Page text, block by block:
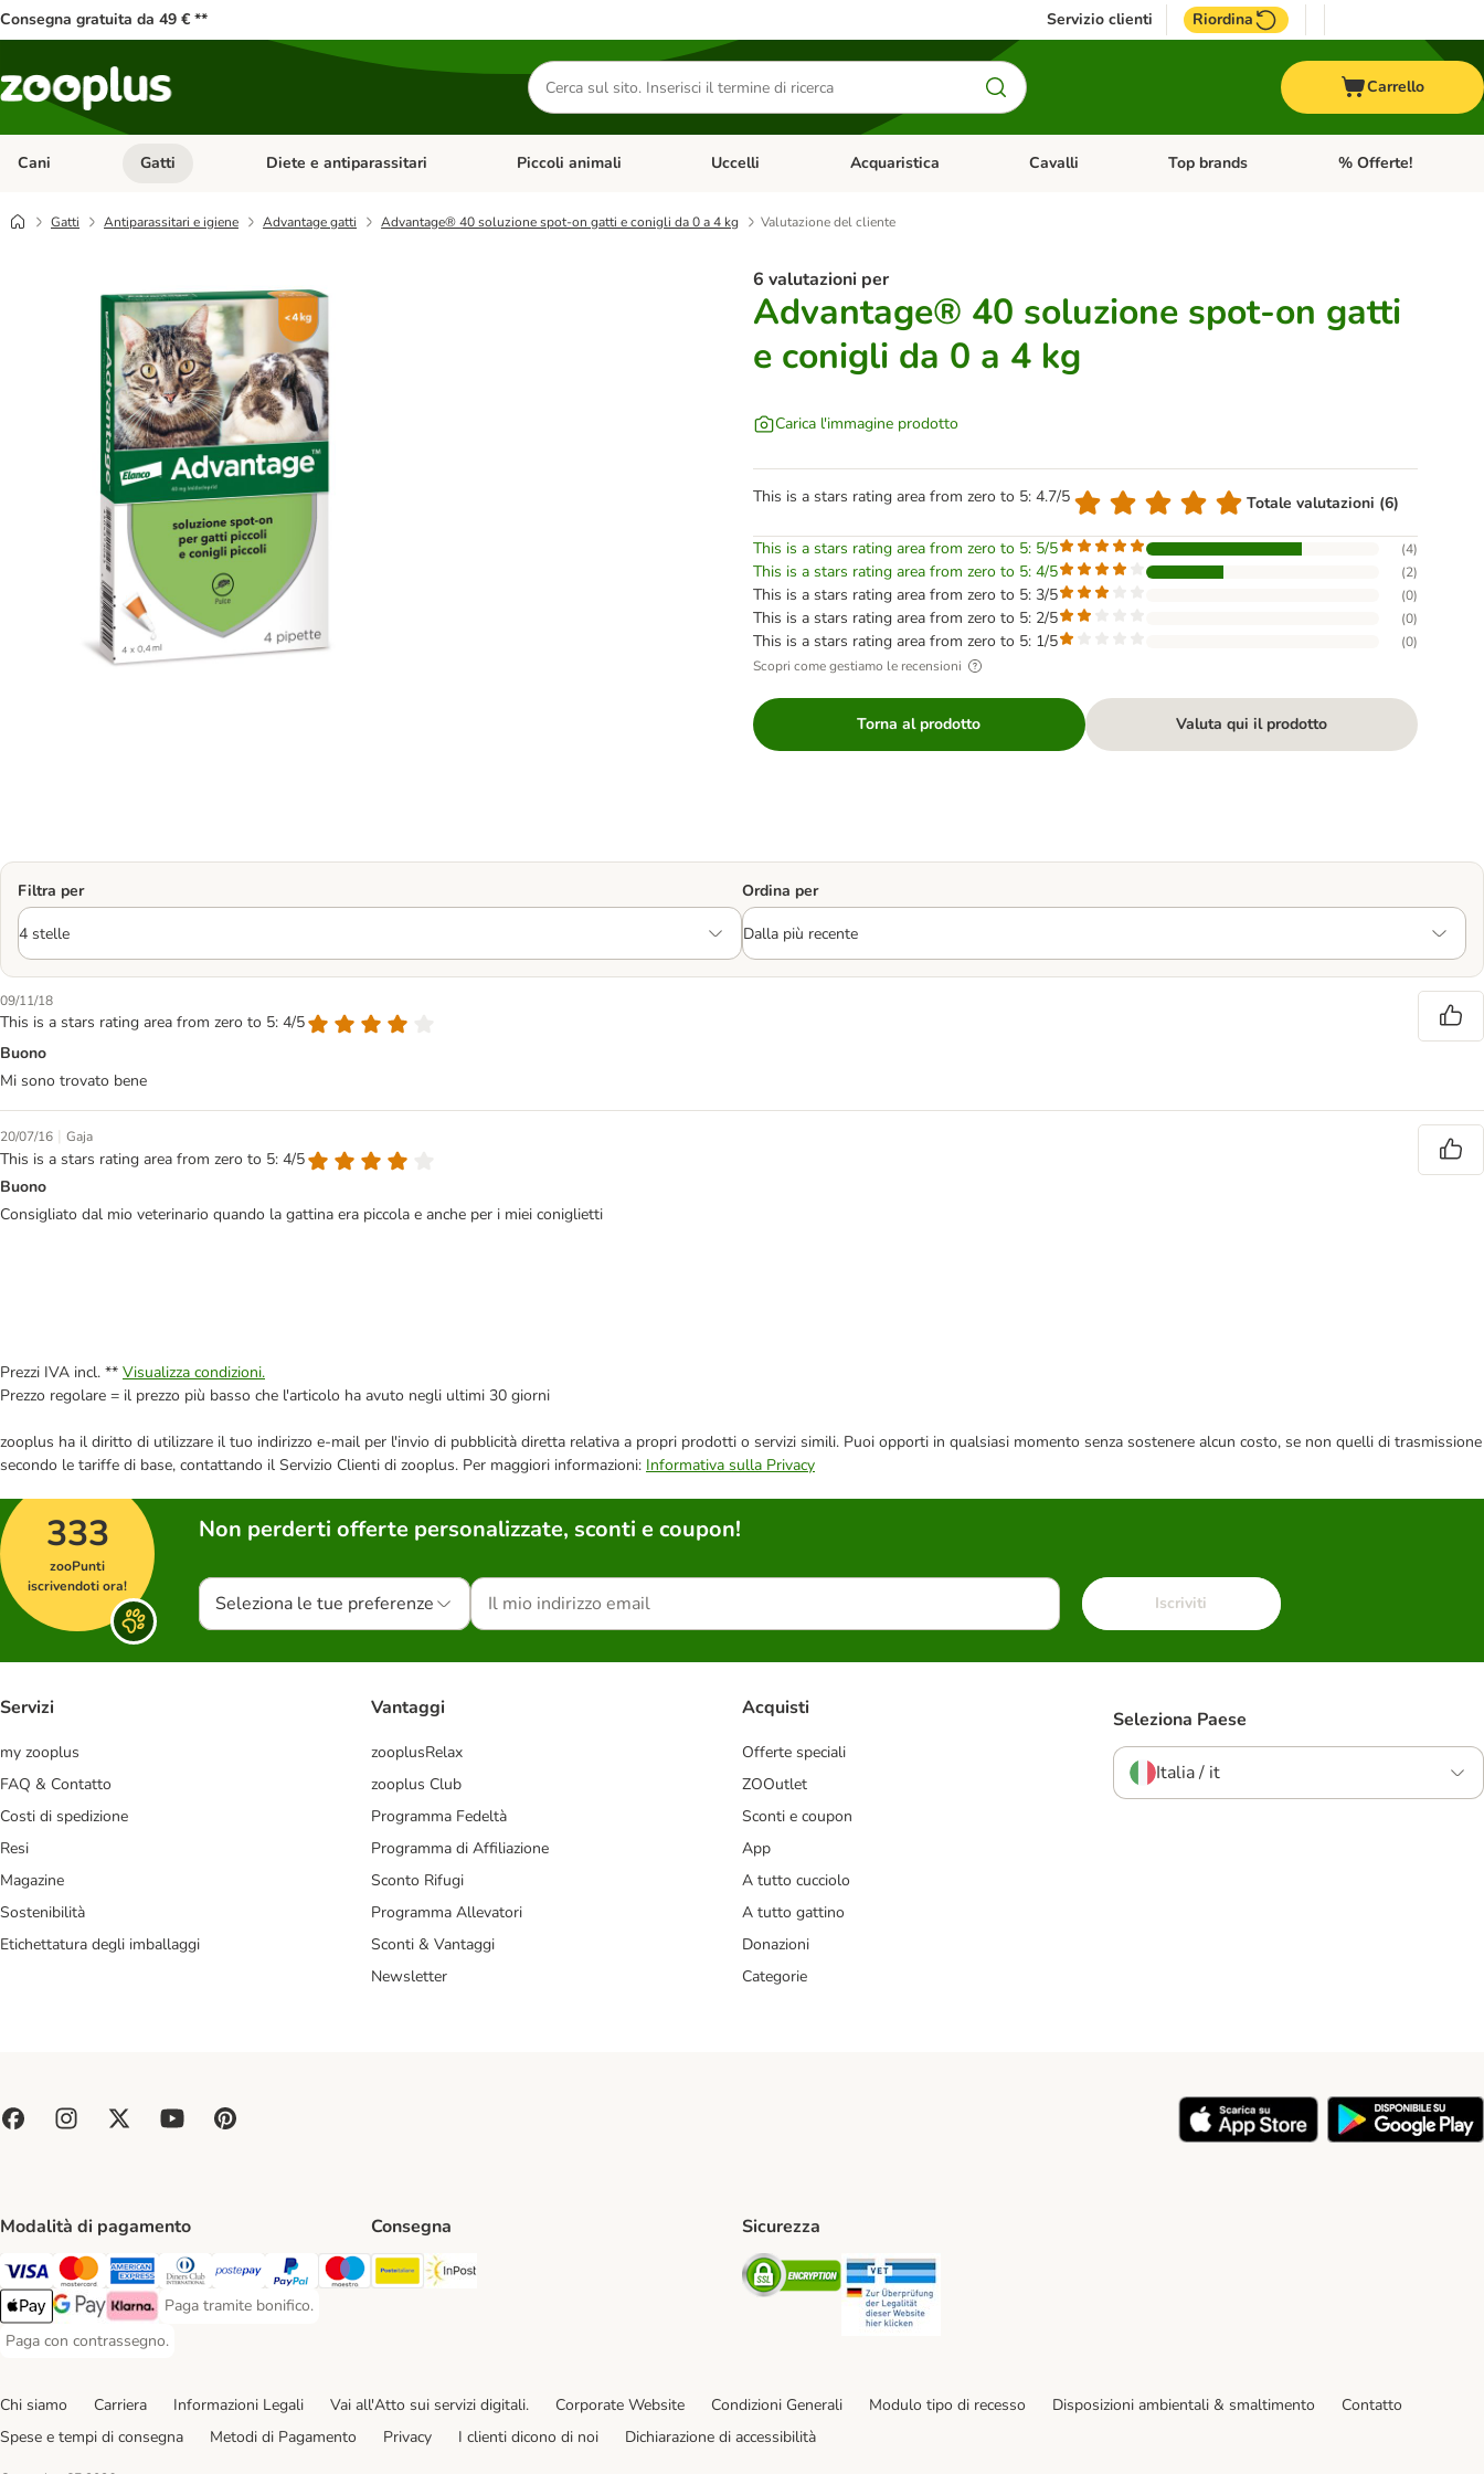
Consegna gratuita da 49 € ** Servizio clienti Riordina
Cerca
prodotti
Carrello
Cani Apri Menu Categoria: Cani
Gatti Apri Menu Categoria: Gatti
Diete e antiparassitari Apri Menu Categoria: Diete e antiparassitari
Piccoli animali Apri Menu Categoria: Piccoli animali
Uccelli Apri Menu Categoria: Uccelli
Acquaristica Apri Menu Categoria: Acquaristica
Cavalli Apri Menu Categoria: Cavalli
Top brands Apri Menu Categoria:
% Offerte!
Gatti Antiparassitari e igiene Advantage gatti Advantage® 40 soluzione spot-on gatti e conigli da 0 a 4 kg Valutazione del cliente
6 valutazioni per
Advantage® 40 soluzione spot-on gatti
e conigli da 0 a 4 kg
Carica l'immagine prodotto
This is a stars rating area from zero to 5: 4.7/5 Totale valutazioni (6)
This is a stars rating area from zero to 5: 5/5 (4)
This is a stars rating area from zero to 5: 4/5 (2)
This is a stars rating area from zero to 5: 3/5 (0)
This is a stars rating area from zero to 5: 2/5 (0)
This is a stars rating area from zero to 5: 1/5 (0)
Scopri come gestiamo le recensioni
Torna al prodotto Valuta qui il prodotto
Filtra per Ordina per
09/11/18
This is a stars rating area from zero to 5: 4/5
Buono
Mi sono trovato bene
20/07/16 | Gaja
This is a stars rating area from zero to 5: 4/5
Buono
Consigliato dal mio veterinario quando la gattina era piccola e anche per i miei coniglietti
Prezzi IVA incl. ** Visualizza condizioni.
Prezzo regolare = il prezzo più basso che l'articolo ha avuto negli ultimi 30 giorni
zooplus ha il diritto di utilizzare il tuo indirizzo e-mail per l'invio di pubblicità diretta relativa a propri prodotti o servizi simili. Puoi opporti in qualsiasi momento senza sostenere alcun costo, se non quelli di trasmissione
secondo le tariffe di base, contattando il Servizio Clienti di zooplus. Per maggiori informazioni: Informativa sulla Privacy
333
zooPunti
iscrivendoti ora!
Non perderti offerte personalizzate, sconti e coupon!
Seleziona le tue preferenze Iscriviti
Servizi
my zooplus
FAQ & Contatto
Costi di spedizione
Resi
Magazine
Sostenibilità
Etichettatura degli imballaggi
Vantaggi
zooplusRelax
zooplus Club
Programma Fedeltà
Programma di Affiliazione
Sconto Rifugi
Programma Allevatori
Sconti & Vantaggi
Newsletter
Acquisti
Offerte speciali
ZOOutlet
Sconti e coupon
App
A tutto cucciolo
A tutto gattino
Donazioni
Categorie
Seleziona Paese
Italia / it
Modalità di pagamento
Paga con Visa. Payment Method
Paga con Mastercard. Payment Method
Paga con American Express. Payment Method
Paga con Diners Club. Payment Method
Paga con Postepay. Payment Method
Paga con PayPal. Payment Method
Paga con Maestro. Payment Method
Apple Pay Payment Method
Google Pay Payment Method
Klarna Payment Method
Paga tramite bonifico.
Paga tramite bonifico. Payment Method
Paga con contrassegno.
Paga con contrassegno. Payment Method
Consegna
Poste Italiane. Shipping Method
Sicurezza
Security
Chi siamo Carriera Informazioni Legali Vai all'Atto sui servizi digitali. Corporate Website Condizioni Generali Modulo tipo di recesso Disposizioni ambientali & smaltimento
Contatto
Spese e tempi di consegna
Metodi di Pagamento Privacy I clienti dicono di noi Dichiarazione di accessibilità